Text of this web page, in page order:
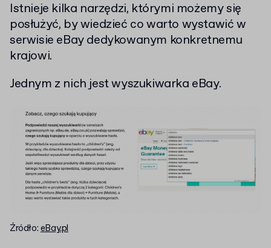
Istnieje kilka narzędzi, którymi możemy się
posłużyć, by wiedzieć co warto wystawić w
serwisie eBay dedykowanym konkretnemu
krajowi.
Jednym z nich jest wyszukiwarka eBay.
Źródło:eBay.pl